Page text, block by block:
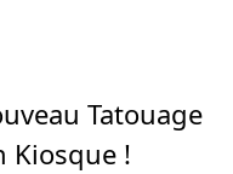
Tatouage
Kiosque !